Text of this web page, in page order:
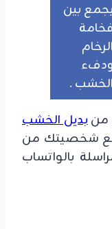
يجمع بين
فخامة
الرخام
ودفء
الخشب .
منبديل الخشب
مع شخصيتك من
بالواتساب